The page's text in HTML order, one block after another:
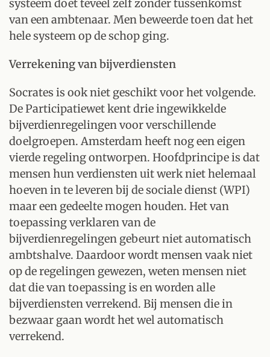
systeem doet teveel zelf zonder tussenkomst
van een ambtenaar. Men beweerde toen dat het
hele systeem op de schop ging.
Verrekening van bijverdiensten
Socrates is ook niet geschikt voor het volgende.
De Participatiewet kent drie ingewikkelde
bijverdienregelingen voor verschillende
doelgroepen. Amsterdam heeft nog een eigen
vierde regeling ontworpen. Hoofdprincipe is dat
mensen hun verdiensten uit werk niet helemaal
hoeven in te leveren bij de sociale dienst (WPI)
maar een gedeelte mogen houden. Het van
toepassing verklaren van de
bijverdienregelingen gebeurt niet automatisch
ambtshalve. Daardoor wordt mensen vaak niet
op de regelingen gewezen, weten mensen niet
dat die van toepassing is en worden alle
bijverdiensten verrekend. Bij mensen die in
bezwaar gaan wordt het wel automatisch
verrekend.